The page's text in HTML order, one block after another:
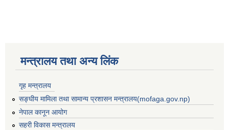
मन्त्रालय तथा अन्य लिंक
गृह मन्त्रालय
सङ्घीय मामिला तथा सामान्य प्रशासन मन्त्रालय(mofaga.gov.np)
नेपाल कानून आयोग
सहरी विकास मन्त्रालय